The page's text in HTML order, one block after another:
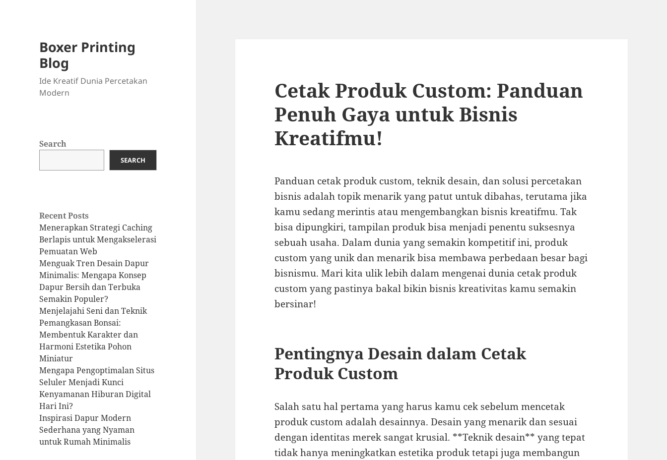
Boxer Printing
Blog
Ide Kreatif Dunia Percetakan
Modern
Search
SEARCH
Recent Posts
Menerapkan Strategi Caching
Berlapis untuk Mengakselerasi
Pemuatan Web
Menguak Tren Desain Dapur
Minimalis: Mengapa Konsep
Dapur Bersih dan Terbuka
Semakin Populer?
Menjelajahi Seni dan Teknik
Pemangkasan Bonsai:
Membentuk Karakter dan
Harmoni Estetika Pohon
Miniatur
Mengapa Pengoptimalan Situs
Seluler Menjadi Kunci
Kenyamanan Hiburan Digital
Hari Ini?
Inspirasi Dapur Modern
Sederhana yang Nyaman
untuk Rumah Minimalis
Cetak Produk Custom: Panduan
Penuh Gaya untuk Bisnis
Kreatifmu!
Panduan cetak produk custom, teknik desain, dan solusi percetakan
bisnis adalah topik menarik yang patut untuk dibahas, terutama jika
kamu sedang merintis atau mengembangkan bisnis kreatifmu. Tak
bisa dipungkiri, tampilan produk bisa menjadi penentu suksesnya
sebuah usaha. Dalam dunia yang semakin kompetitif ini, produk
custom yang unik dan menarik bisa membawa perbedaan besar bagi
bisnismu. Mari kita ulik lebih dalam mengenai dunia cetak produk
custom yang pastinya bakal bikin bisnis kreativitas kamu semakin
bersinar!
Pentingnya Desain dalam Cetak
Produk Custom
Salah satu hal pertama yang harus kamu cek sebelum mencetak
produk custom adalah desainnya. Desain yang menarik dan sesuai
dengan identitas merek sangat krusial. **Teknik desain** yang tepat
tidak hanya meningkatkan estetika produk tetapi juga membangun